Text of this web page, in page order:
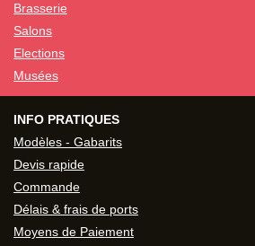
Brasserie
Salons
Elections
Musées
INFO PRATIQUES
Modèles - Gabarits
Devis rapide
Commande
Délais & frais de ports
Moyens de Paiement